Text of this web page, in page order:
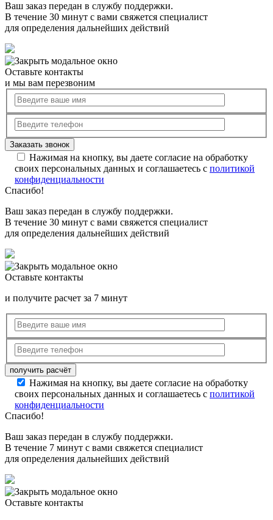
Ваш заказ передан в службу поддержки.
В течение 30 минут с вами свяжется специалист
для определения дальнейших действий
Оставьте контакты
и мы вам перезвоним
Нажимая на кнопку, вы даете согласие на обработку
своих персональных данных и соглашаетесь с политикой
конфиденциальности
Спасибо!
Ваш заказ передан в службу поддержки.
В течение 30 минут с вами свяжется специалист
для определения дальнейших действий
Оставьте контакты
и получите расчет за 7 минут
Нажимая на кнопку, вы даете согласие на обработку
своих персональных данных и соглашаетесь с политикой
конфиденциальности
Спасибо!
Ваш заказ передан в службу поддержки.
В течение 7 минут с вами свяжется специалист
для определения дальнейших действий
Оставьте контакты